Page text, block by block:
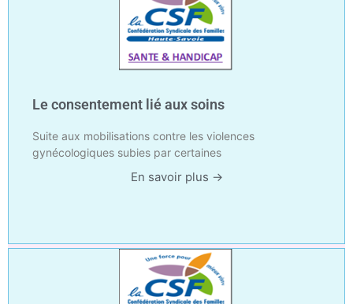
Le consentement lié aux soins
Suite aux mobilisations contre les violences
gynécologiques subies par certaines
En savoir plus →